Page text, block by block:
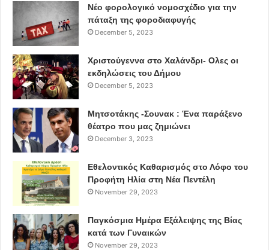
Νέο φορολογικό νομοσχέδιο για την
πάταξη της φοροδιαφυγής
December 5, 2023
Χριστούγεννα στο Χαλάνδρι- Ολες οι
εκδηλώσεις του Δήμου
December 5, 2023
Μητσοτάκης -Σουνακ : Ένα παράξενο
θέατρο που μας ζημιώνει
December 3, 2023
Εθελοντικός Καθαρισμός στο Λόφο του
Προφήτη Ηλία στη Νέα Πεντέλη
November 29, 2023
Παγκόσμια Ημέρα Εξάλειψης της Βίας
κατά των Γυναικών
November 29, 2023